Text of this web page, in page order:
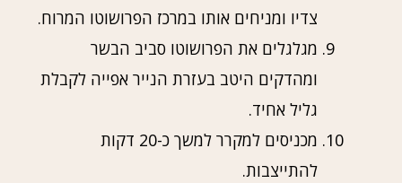
צדיו ומניחים אותו במרכז הפרושוטו המרוח.
מגלגלים את הפרושוטו סביב הבשר
ומהדקים היטב בעזרת הנייר אפייה לקבלת
גליל אחיד.
מכניסים למקרר למשך כ-20 דקות
להתייצבות.